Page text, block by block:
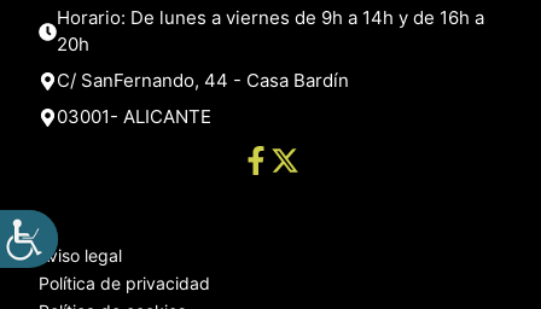
Horario: De lunes a viernes de 9h a 14h y de 16h a
20h
C/ SanFernando, 44 - Casa Bardín
03001- ALICANTE
Aviso legal
Política de privacidad